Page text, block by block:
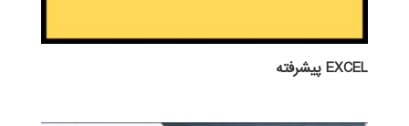
EXCEL پيشرفته